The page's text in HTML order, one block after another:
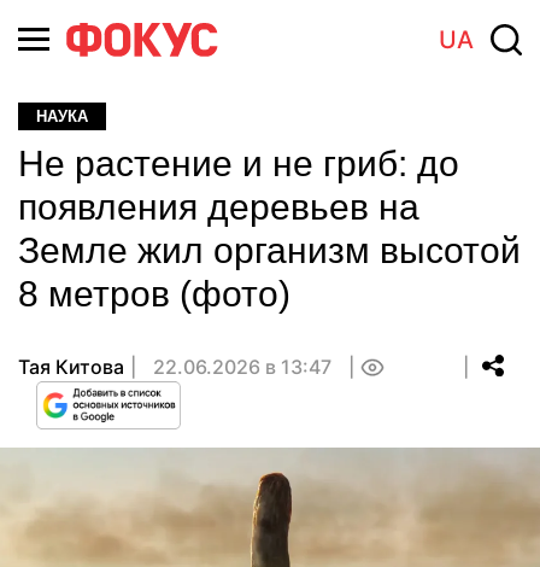
UA
НАУКА
Не растение и не гриб: до
появления деревьев на
Земле жил организм высотой
8 метров (фото)
Тая Китова 22.06.2026 в 13:47